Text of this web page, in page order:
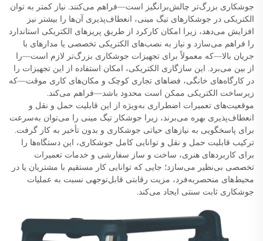
جوشکاری بزرگ‌تر چالش‌برانگیز است—فراهم می‌کنند. نیاز کمتر به توان
الکتریکی در جوشکارهای تیگ مینی، انعطاف‌پذیری آن‌ها را بیشتر نیز
افزایش می‌دهد، زیرا امکان کارکرد از طریق پریزهای الکتریکی استاندارد
را فراهم می‌سازد و نیاز به نصب‌های الکتریکی تخصصی یا مدارهای با
جریان بالا—که معمولاً برای تجهیزات جوشکاری بزرگ‌تر لازم است—را
از بین می‌برد. این سازگاری الکتریکی، امکان استفاده از این تجهیزات را
در کارگاه‌های خانگی، فضاهای تجاری کوچک و مکان‌های کاری موقت—که
زیرساخت الکتریکی ممکن است محدود باشد—فراهم می‌کند.
موقعیت‌های تعمیرات اضطراری به‌ویژه از این قابلیت حمل و نقل و
انعطاف‌پذیری بهره می‌برند، زیرا جوشکار تیگ مینی را می‌توان به‌سرعت
برای پاسخگویی به نیازهای حیاتی جوشکاری و بدون تأخیر به کار گرفت.
ترکیب قابلیت حمل و نقل و توانایی کامل جوشکاری، این دستگاه‌ها را
برای کاربردهای هنری، ساخت و ساز سفارشی و خدمات تعمیرات
تخصصی بی‌نظیر می‌سازد؛ جایی که توانایی کار مستقیم با مشتریان یا در
محیط‌های منحصر‌به‌فرد، مزیت رقابتی قابل‌توجهی نسبت به عملیات
جوشکاری ثابت سنتی ایجاد می‌کند.